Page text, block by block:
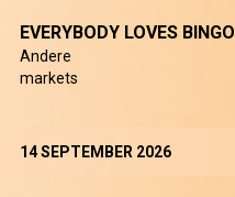
EVERYBODY LOVES BINGO
Andere
markets
14 SEPTEMBER 2026